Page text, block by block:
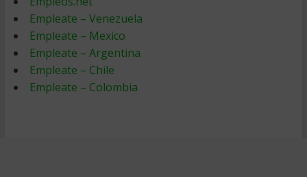
Empleate – Venezuela
Empleate – Mexico
Empleate – Argentina
Empleate – Chile
Empleate – Colombia